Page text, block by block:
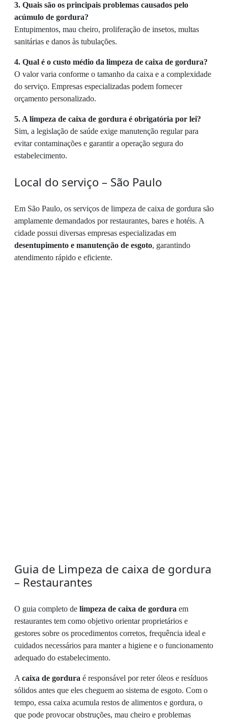
3. Quais são os principais problemas causados pelo
acúmulo de gordura?
Entupimentos, mau cheiro, proliferação de insetos, multas
sanitárias e danos às tubulações.
4. Qual é o custo médio da limpeza de caixa de gordura?
O valor varia conforme o tamanho da caixa e a complexidade
do serviço. Empresas especializadas podem fornecer
orçamento personalizado.
5. A limpeza de caixa de gordura é obrigatória por lei?
Sim, a legislação de saúde exige manutenção regular para
evitar contaminações e garantir a operação segura do
estabelecimento.
Local do serviço – São Paulo
Em São Paulo, os serviços de limpeza de caixa de gordura são
amplamente demandados por restaurantes, bares e hotéis. A
cidade possui diversas empresas especializadas em
desentupimento e manutenção de esgoto, garantindo
atendimento rápido e eficiente.
Guia de Limpeza de caixa de gordura
– Restaurantes
O guia completo de limpeza de caixa de gordura em
restaurantes tem como objetivo orientar proprietários e
gestores sobre os procedimentos corretos, frequência ideal e
cuidados necessários para manter a higiene e o funcionamento
adequado do estabelecimento.
A caixa de gordura é responsável por reter óleos e resíduos
sólidos antes que eles cheguem ao sistema de esgoto. Com o
tempo, essa caixa acumula restos de alimentos e gordura, o
que pode provocar obstruções, mau cheiro e problemas